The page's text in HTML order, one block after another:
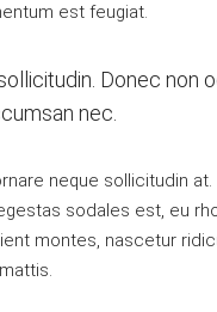
est feugiat.
Donec non
nec.
neque sollicitudin
sodales est, eu
montes, nascetur